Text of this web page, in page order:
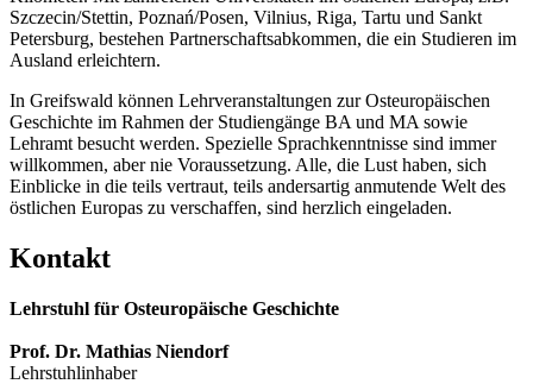
Szczecin/Stettin, Poznań/Posen, Vilnius, Riga, Tartu und Sankt
Petersburg, bestehen Partnerschaftsabkommen, die ein Studieren im
Ausland erleichtern.
In Greifswald können Lehrveranstaltungen zur Osteuropäischen
Geschichte im Rahmen der Studiengänge BA und MA sowie
Lehramt besucht werden. Spezielle Sprachkenntnisse sind immer
willkommen, aber nie Voraussetzung. Alle, die Lust haben, sich
Einblicke in die teils vertraut, teils andersartig anmutende Welt des
östlichen Europas zu verschaffen, sind herzlich eingeladen.
Kontakt
Lehrstuhl für Osteuropäische Geschichte
Prof. Dr. Mathias Niendorf
Lehrstuhlinhaber